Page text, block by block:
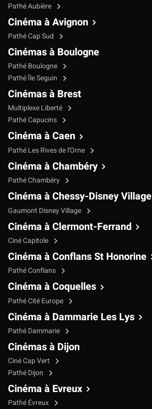
Pathé Aubière
Cinéma à Avignon
Pathé Cap Sud
Cinémas à Boulogne
Pathé Boulogne
Pathé Île Seguin
Cinémas à Brest
Multiplexe Liberté
Pathé Capucins
Cinéma à Caen
Pathé Les Rives de l'Orne
Cinéma à Chambéry
Pathé Chambéry
Cinéma à Chessy-Disney Village
Gaumont Disney Village
Cinéma à Clermont-Ferrand
Ciné Capitole
Cinéma à Conflans St Honorine
Pathé Conflans
Cinéma à Coquelles
Pathé Cité Europe
Cinéma à Dammarie Les Lys
Pathé Dammarie
Cinémas à Dijon
Ciné Cap Vert
Pathé Dijon
Cinéma à Evreux
Pathé Évreux